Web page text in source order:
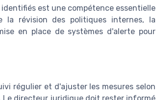
est une compétence essentielle
la révision des politiques internes, la
en place de systèmes d'alerte pour
régulier et d'ajuster les mesures selon